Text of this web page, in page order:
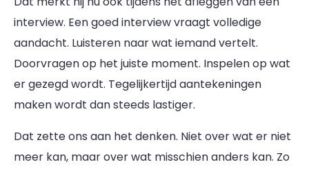
interview. Een goed interview vraagt volledige
aandacht. Luisteren naar wat iemand vertelt.
Doorvragen op het juiste moment. Inspelen op wat
er gezegd wordt. Tegelijkertijd aantekeningen
maken wordt dan steeds lastiger.
Dat zette ons aan het denken. Niet over wat er niet
meer kan, maar over wat misschien anders kan. Zo